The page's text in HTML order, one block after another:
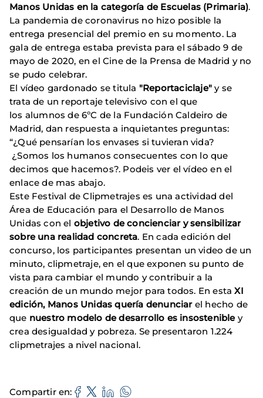
Manos Unidas en la categoría de Escuelas (Primaria).
La pandemia de coronavirus no hizo posible la
entrega presencial del premio en su momento. La
gala de entrega estaba prevista para el sábado 9 de
mayo de 2020, en el Cine de la Prensa de Madrid y no
se pudo celebrar.
El vídeo gardonado se titula "Reportaciclaje" y se
trata de un reportaje televisivo con el que
los alumnos de 6ºC de la Fundación Caldeiro de
Madrid, dan respuesta a inquietantes preguntas:
“¿Qué pensarían los envases si tuvieran vida?
¿Somos los humanos consecuentes con lo que
decimos que hacemos?. Podeis ver el vídeo en el
enlace de mas abajo.
Este Festival de Clipmetrajes es una actividad del
Área de Educación para el Desarrollo de Manos
Unidas con el objetivo de concienciar y sensibilizar
sobre una realidad concreta. En cada edición del
concurso, los participantes presentan un video de un
minuto, clipmetraje, en el que exponen su punto de
vista para cambiar el mundo y contribuir a la
creación de un mundo mejor para todos. En esta XI
edición, Manos Unidas quería denunciar el hecho de
que nuestro modelo de desarrollo es insostenible y
crea desigualdad y pobreza. Se presentaron 1.224
clipmetrajes a nivel nacional.
Compartir en